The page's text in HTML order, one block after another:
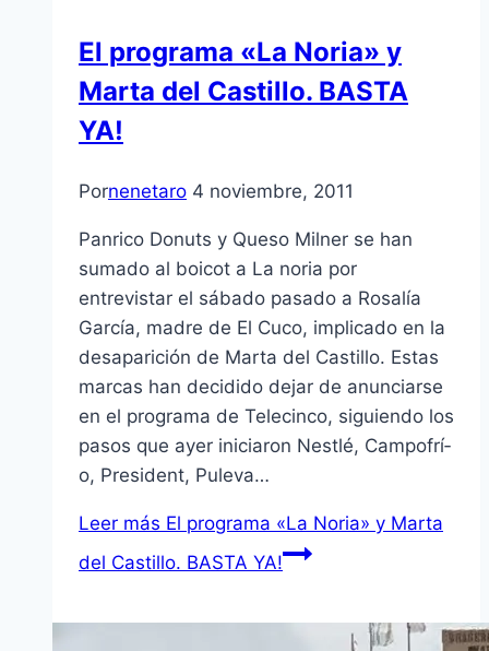
El programa «La Noria» y
Marta del Castillo. BASTA
YA!
Pornenetaro 4 noviembre, 2011
Panrico Donuts y Queso Milner se han
sumado al boicot a La noria por
entrevistar el sábado pasado a Rosalí­a
Garcí­a, madre de El Cuco, implicado en la
desaparición de Marta del Castillo. Estas
marcas han decidido dejar de anunciarse
en el programa de Telecinco, siguiendo los
pasos que ayer iniciaron Nestlé, Campofrí­
o, President, Puleva…
Leer más El programa «La Noria» y Marta
del Castillo. BASTA YA!